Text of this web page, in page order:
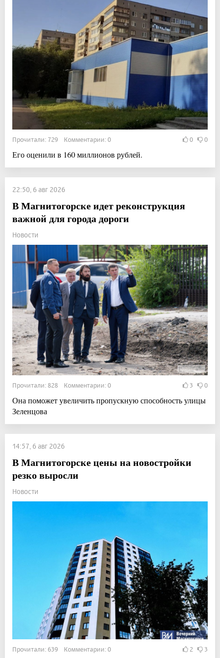
Прочитали: 729 Комментарии: 0 0 0
Его оценили в 160 миллионов рублей.
22:50, 6 авг 2026
В Магнитогорске идет реконструкция
важной для города дороги
Новости
Прочитали: 828 Комментарии: 0 3 0
Она поможет увеличить пропускную способность улицы
Зеленцова
14:57, 6 авг 2026
В Магнитогорске цены на новостройки
резко выросли
Новости
Прочитали: 639 Комментарии: 0 2 3